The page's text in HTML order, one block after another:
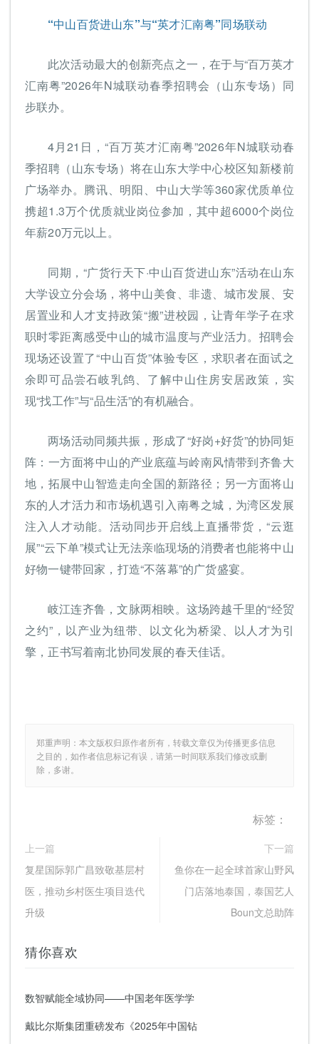
“中山百货进山东”与“英才汇南粤”同场联动
此次活动最大的创新亮点之一，在于与“百万英才
汇南粤”2026年N城联动春季招聘会（山东专场）同
步联办。
4月21日，“百万英才汇南粤”2026年N城联动春
季招聘（山东专场）将在山东大学中心校区知新楼前
广场举办。腾讯、明阳、中山大学等360家优质单位
携超1.3万个优质就业岗位参加，其中超6000个岗位
年薪20万元以上。
同期，“广货行天下·中山百货进山东”活动在山东
大学设立分会场，将中山美食、非遗、城市发展、安
居置业和人才支持政策“搬”进校园，让青年学子在求
职时零距离感受中山的城市温度与产业活力。招聘会
现场还设置了“中山百货”体验专区，求职者在面试之
余即可品尝石岐乳鸽、了解中山住房安居政策，实
现“找工作”与“品生活”的有机融合。
两场活动同频共振，形成了“好岗+好货”的协同矩
阵：一方面将中山的产业底蕴与岭南风情带到齐鲁大
地，拓展中山智造走向全国的新路径；另一方面将山
东的人才活力和市场机遇引入南粤之城，为湾区发展
注入人才动能。活动同步开启线上直播带货，“云逛
展”“云下单”模式让无法亲临现场的消费者也能将中山
好物一键带回家，打造“不落幕”的广货盛宴。
岐江连齐鲁，文脉两相映。这场跨越千里的“经贸
之约”，以产业为纽带、以文化为桥梁、以人才为引
擎，正书写着南北协同发展的春天佳话。
郑重声明：本文版权归原作者所有，转载文章仅为传播更多信息
之目的，如作者信息标记有误，请第一时间联系我们修改或删
除，多谢。
标签：
上一篇
复星国际郭广昌致敬基层村
医，推动乡村医生项目迭代
升级
下一篇
鱼你在一起全球首家山野风
门店落地泰国，泰国艺人
Boun文总助阵
猜你喜欢
数智赋能全域协同——中国老年医学学
戴比尔斯集团重磅发布《2025年中国钻